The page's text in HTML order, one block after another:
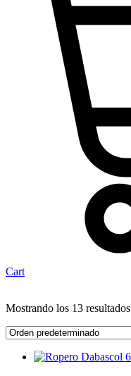
Cart
Mostrando los 13 resultados